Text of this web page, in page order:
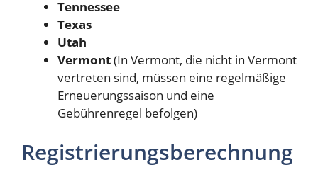
Tennessee
Texas
Utah
Vermont(In Vermont, die nicht in Vermont
vertreten sind, müssen eine regelmäßige
Erneuerungssaison und eine
Gebührenregel befolgen)
Registrierungsberechnung